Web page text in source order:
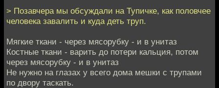
> Позавчера мы обсуждали на Тупичке, как половчее
человека завалить и куда деть труп.
Мягкие ткани - через мясорубку - и в унитаз
Костные ткани - варить до потери кальция, потом
через мясорубку - и в унитаз
Не нужно на глазах у всего дома мешки с трупами
по двору таскать.